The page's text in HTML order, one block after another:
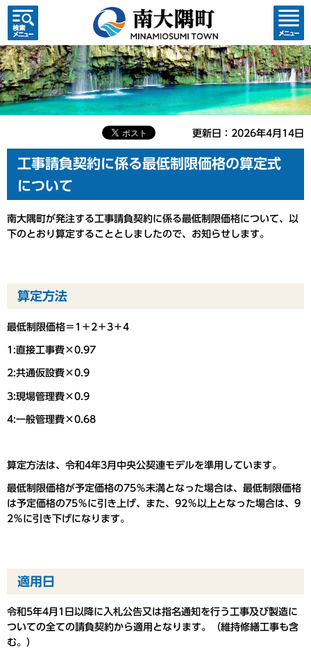
検索・
共通メ
ニュー
コンテ
ンツメ
ニュー
更新日：2026年4月14日
工事請負契約に係る最低制限価格の算定式
について
南大隅町が発注する工事請負契約に係る最低制限価格について、以
下のとおり算定することとしましたので、お知らせします。
算定方法
最低制限価格＝1＋2＋3＋4
1:直接工事費×0.97
2:共通仮設費×0.9
3:現場管理費×0.9
4:一般管理費×0.68
算定方法は、令和4年3月中央公契連モデルを準用しています。
最低制限価格が予定価格の75％未満となった場合は、最低制限価格
は予定価格の75％に引き上げ、また、92％以上となった場合は、9
2％に引き下げになります。
適用日
令和5年4月1日以降に入札公告又は指名通知を行う工事及び製造に
ついての全ての請負契約から適用となります。（維持修繕工事も含
む。）